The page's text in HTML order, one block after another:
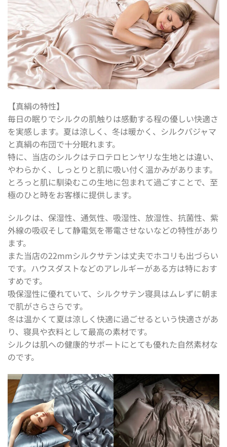
【真絹の特性】
毎日の眠りでシルクの肌触りは感動する程の優しい快適さ
を実感します。夏は涼しく、冬は暖かく、シルクパジャマ
と真絹の布団で十分眠れます。
特に、当店のシルクはテロテロヒンヤリな生地とは違い、
やわらかく、しっとりと肌に吸い付く温かみがあります。
とろっと肌に馴染むこの生地に包まれて過ごすことで、至
極のひと時をお客様に提供します。
シルクは、保湿性、通気性、吸湿性、放湿性、抗菌性、紫
外線の吸収そして静電気を帯電させないなどの特性があり
ます。
また当店の22mmシルクサテンは丈夫でホコリも出づらい
です。ハウスダストなどのアレルギーがある方は特におす
すめです。
吸保湿性に優れていて、シルクサテン寝具はムレずに朝ま
で肌がさらさらです。
冬は温かくて夏は涼しく快適に過ごせるという快適さがあ
り、寝具や衣料として最高の素材です。
シルクは肌への健康的サポートにとても優れた自然素材な
のです。